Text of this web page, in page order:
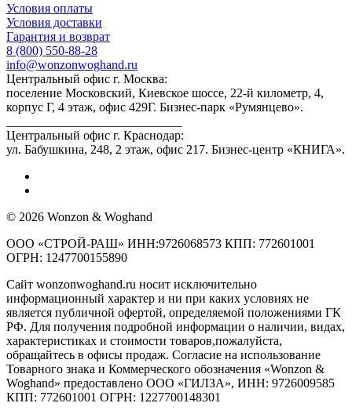
Условия оплаты
Условия доставки
Гарантия и возврат
8 (800) 550-88-28
info@wonzonwoghand.ru
Центральный офис г. Москва:
поселение Московский, Киевское шоссе, 22-й километр, 4,
корпус Г, 4 этаж, офис 429Г. Бизнес-парк «Румянцево».
Центральный офис г. Краснодар:
ул. Бабушкина, 248, 2 этаж, офис 217. Бизнес-центр «КНИГА».
© 2026 Wonzon & Woghand
ООО «СТРОЙ-РАШ» ИНН:9726068573 КПП: 772601001
ОГРН: 1247700155890
Сайт wonzonwoghand.ru носит исключительно
информационный характер и ни при каких условиях не
является публичной офертой, определяемой положениями ГК
РФ. Для получения подробной информации о наличии, видах,
характеристиках и стоимости товаров,пожалуйста,
обращайтесь в офисы продаж. Согласие на использование
Товарного знака и Коммерческого обозначения «Wonzon &
Woghand» предоставлено OOO «ГИЛЗА», ИНН: 9726009585
КПП: 772601001 ОГРН: 1227700148301